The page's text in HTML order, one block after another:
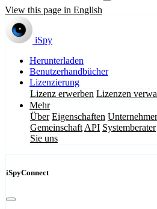
View this page in English
iSpy
Herunterladen
Benutzerhandbücher
Lizenzierung
Lizenz erwerben Lizenzen
Mehr
Über Eigenschaften
Gemeinschaft API Systemberater
Sie uns
iSpyConnect